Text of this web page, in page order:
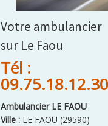
Votre ambulancier
sur Le Faou
Tél :
09.75.18.12.30
Ambulancier LE FAOU
Ville : LE FAOU (29590)